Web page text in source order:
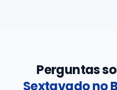
Perguntas
Sextavado no